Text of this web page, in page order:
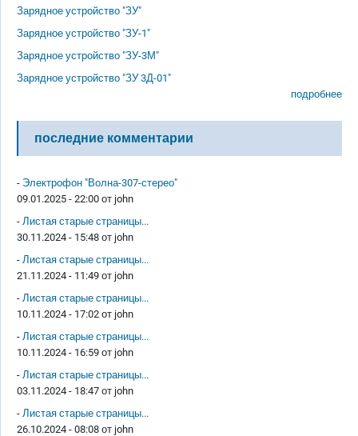
Зарядное устройство "ЗУ"
Зарядное устройство "ЗУ-1"
Зарядное устройство "ЗУ-3М"
Зарядное устройство "ЗУ 3Д-01"
подробнее
последние комментарии
- Электрофон "Волна-307-стерео"
09.01.2025 - 22:00 от john
- Листая старые страницы...
30.11.2024 - 15:48 от john
- Листая старые страницы...
21.11.2024 - 11:49 от john
- Листая старые страницы...
10.11.2024 - 17:02 от john
- Листая старые страницы...
10.11.2024 - 16:59 от john
- Листая старые страницы...
03.11.2024 - 18:47 от john
- Листая старые страницы...
26.10.2024 - 08:08 от john